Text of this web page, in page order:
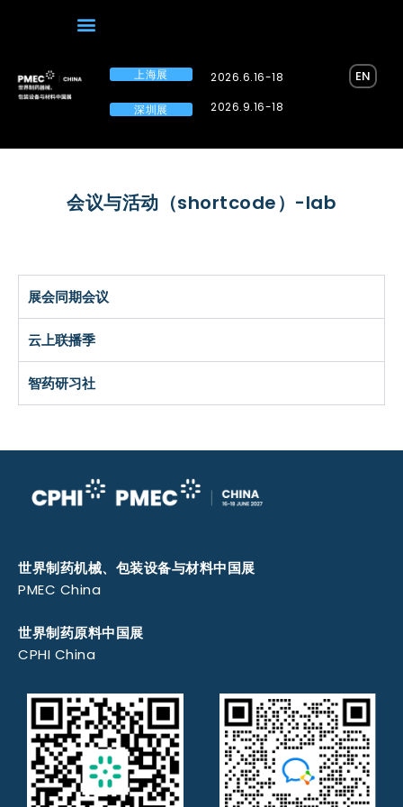
上海展
深圳展
2026.6.16-18
2026.9.16-18
EN
会议与活动（shortcode）-lab
展会同期会议
云上联播季
智药研习社
世界制药机械、包装设备与材料中国展
PMEC China
世界制药原料中国展
CPHI China